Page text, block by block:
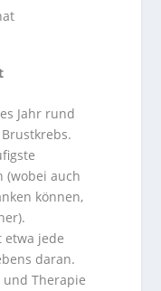
Jahr rund
(wobei auch
können,
etwa jede
daran.
Therapie